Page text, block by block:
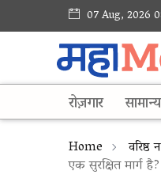
07 Aug, 2026
रोज़गार
Home
एक सुरक्षित मार्ग